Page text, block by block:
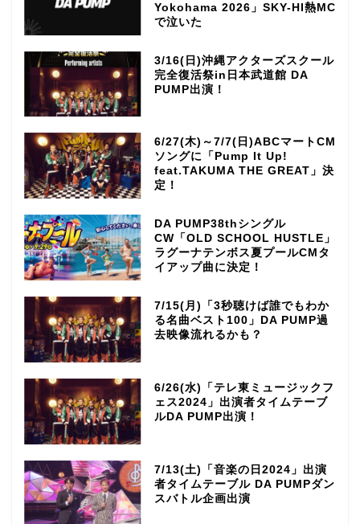
Yokohama 2026」SKY-HI熱MC
で泣いた
3/16(日)沖縄アクターズスクール
完全復活祭in日本武道館 DA
PUMP出演！
6/27(木)～7/7(日)ABCマートCM
ソングに「Pump It Up!
feat.TAKUMA THE GREAT」決
定！
DA PUMP38thシングル
CW「OLD SCHOOL HUSTLE」
ラグーナテンボス夏プールCMタ
イアップ曲に決定！
7/15(月)「3秒聴けば誰でもわか
る名曲ベスト100」DA PUMP過
去映像流れるかも？
6/26(水)「テレ東ミュージックフ
ェス2024」出演者タイムテーブ
ルDA PUMP出演！
7/13(土)「音楽の日2024」出演
者タイムテーブル DA PUMPダン
スバトル企画出演